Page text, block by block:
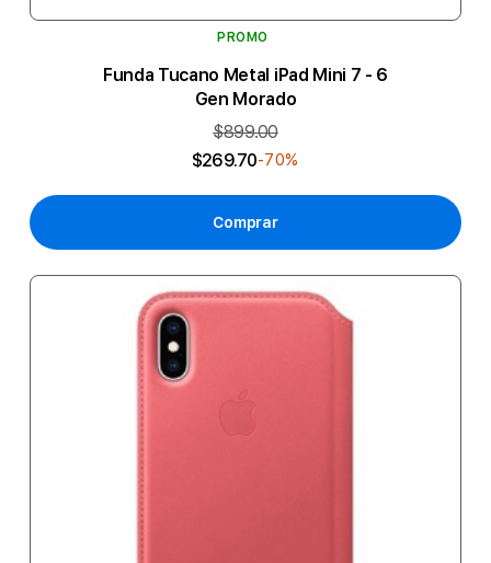
PROMO
Funda Tucano Metal iPad Mini 7 - 6
Gen Morado
$899.00
$269.70-70%
Comprar